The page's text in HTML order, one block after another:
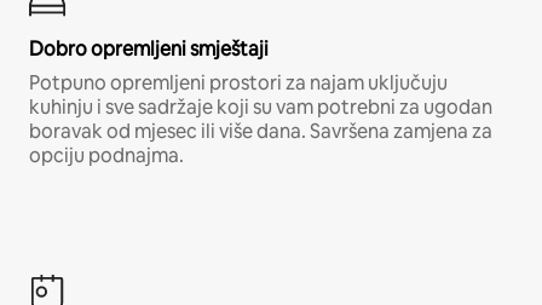
Dobro opremljeni smještaji
Potpuno opremljeni prostori za najam uključuju
kuhinju i sve sadržaje koji su vam potrebni za ugodan
boravak od mjesec ili više dana. Savršena zamjena za
opciju podnajma.